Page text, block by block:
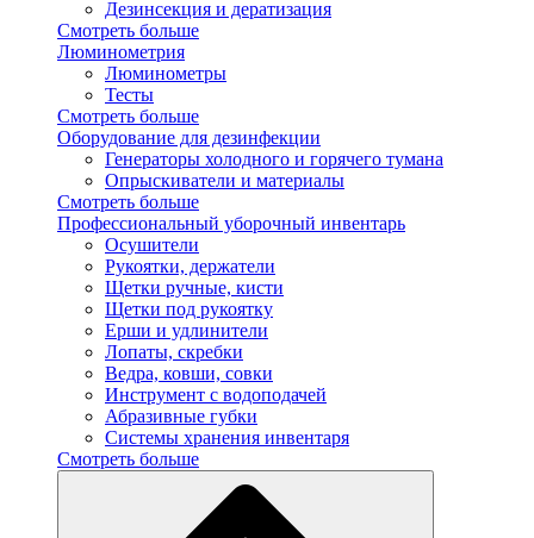
Дезинсекция и дератизация
Смотреть больше
Люминометрия
Люминометры
Тесты
Смотреть больше
Оборудование для дезинфекции
Генераторы холодного и горячего тумана
Опрыскиватели и материалы
Смотреть больше
Профессиональный уборочный инвентарь
Осушители
Рукоятки, держатели
Щетки ручные, кисти
Щетки под рукоятку
Ерши и удлинители
Лопаты, скребки
Ведра, ковши, совки
Инструмент с водоподачей
Абразивные губки
Системы хранения инвентаря
Смотреть больше